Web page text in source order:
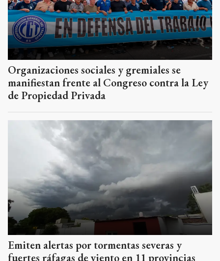
Organizaciones sociales y gremiales se
manifiestan frente al Congreso contra la Ley
de Propiedad Privada
Emiten alertas por tormentas severas y
fuertes ráfagas de viento en 11 provincias